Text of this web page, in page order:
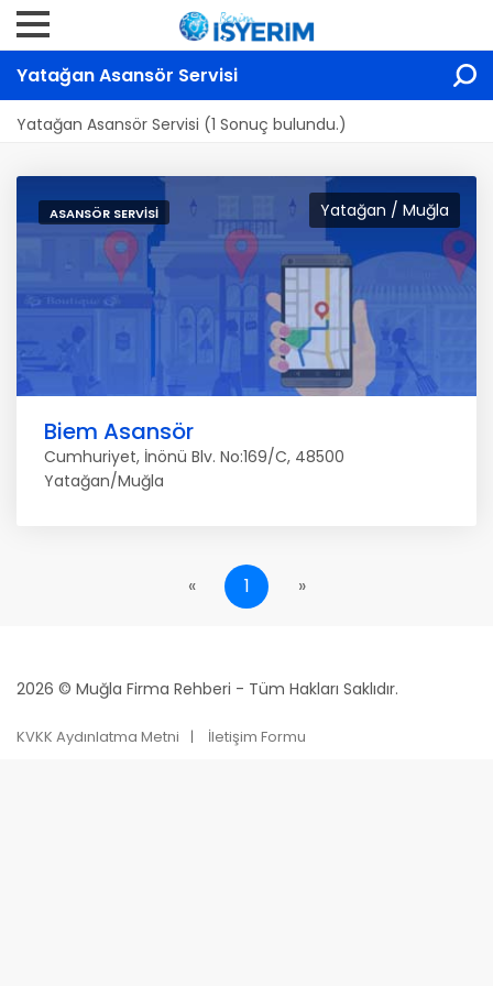
Yatağan Asansör Servisi
Yatağan Asansör Servisi (1 Sonuç bulundu.)
Yatağan / Muğla
ASANSÖR SERVISI
Biem Asansör
Cumhuriyet, İnönü Blv. No:169/C, 48500
Yatağan/Muğla
« 1 »
2026 © Muğla Firma Rehberi - Tüm Hakları Saklıdır.
KVKK Aydınlatma Metni İletişim Formu